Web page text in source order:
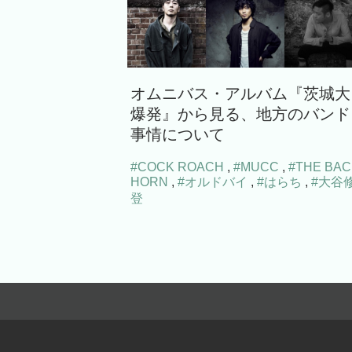
オムニバス・アルバム『茨城大
爆発』から見る、地方のバンド
事情について
#COCK ROACH , #MUCC , #THE
HORN , #オルドバイ , #はらち , #大谷
登